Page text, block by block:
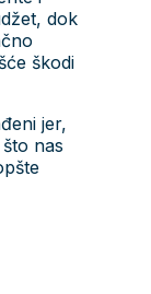
dok
škodi
jer,
nas